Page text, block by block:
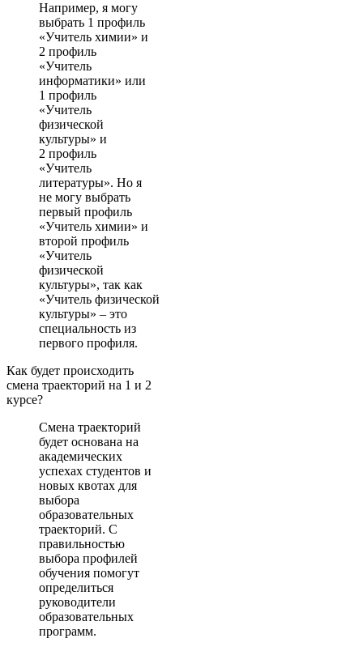
Например, я могу
выбрать 1 профиль
«Учитель химии» и
2 профиль
«Учитель
информатики» или
1 профиль
«Учитель
физической
культуры» и
2 профиль
«Учитель
литературы». Но я
не могу выбрать
первый профиль
«Учитель химии» и
второй профиль
«Учитель
физической
культуры», так как
«Учитель физической
культуры» – это
специальность из
первого профиля.
Как будет происходить
смена траекторий на 1 и 2
курсе?
Смена траекторий
будет основана на
академических
успехах студентов и
новых квотах для
выбора
образовательных
траекторий. С
правильностью
выбора профилей
обучения помогут
определиться
руководители
образовательных
программ.